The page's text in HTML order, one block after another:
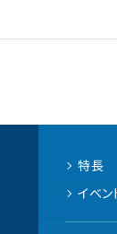
特長
イベン